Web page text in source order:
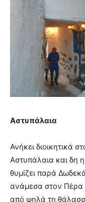
Αστυπάλαια
Ανήκει διοικητικά
Αστυπάλαια και δη
θυμίζει παρά
ανάμεσα στον Πέρα
από ψηλά τη